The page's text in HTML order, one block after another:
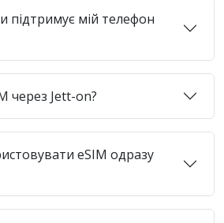
підтримує мій телефон
через Jett-on?
eSIM одразу